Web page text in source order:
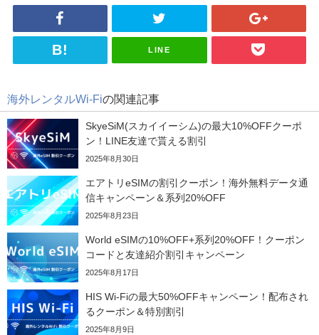
Trip.com) 海外航空券 最大2,500円OFFクーポン
04/13 HIS) JAL/ANA限定 最大15,000円OFFセール
04/11 HIS) オーストラリア添乗員同行ツアー 最大15,000円OFFクー
04/09 サプライス) 海外航空券 3,000円OFFクーポン
04/08 Expedia) ホテル 10%OFFクーポン
04/02 サプライス) 海外航空券 3,000円OFFクーポン
04/02 HIS) 海外航空券(ヨーロッパ) 2,000円OFFクーポン
04/02 楽天トラベル) ホテル＋10％キャンペーン
04/01 エアトリ) 海外航空券+ホテル 最大30,000円OFFクーポン
04/01 エアトリ) 海外ホテル 最大30,000円OFFクーポン
04/01 エアトリ) 海外航空券 最大10,000円OFFクーポン
04/01 JTB) JAL便(航空券+ホテル) 最大20,000円OFFクーポン
LINE
海外レンタルWi-Fiの関連記事
SkyeSiM(スカイイーシム)の最大10%OFFクーポ
ン！LINE友達で貰える割引
2025年8月30日
エアトリeSIMの割引クーポン！海外無料データ通
信キャンペーン＆系列20%OFF
2025年8月23日
World eSIMの10%OFF+系列20%OFF！クーポン
コードと友達紹介割引キャンペーン
2025年8月17日
HIS Wi-Fiの最大50%OFFキャンペーン！配布され
るクーポン＆特別割引
2025年8月9日